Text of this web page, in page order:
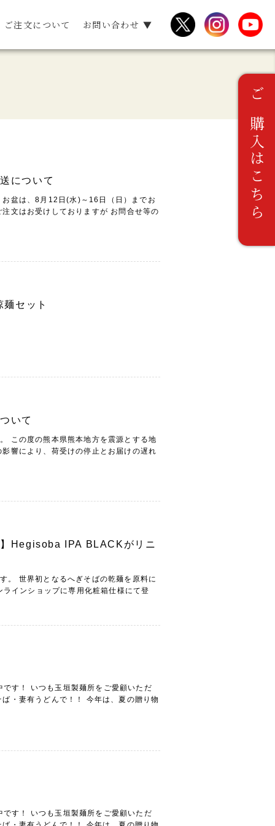
ご注文について お問い合わせ ▼
ご購入はこちら
について
盆は、8月12日(水)～16日（日）までお
文はお受けしておりますが お問合せ等の
セット
いて
この度の熊本県熊本地方を震源とする地
響により、荷受けの停止とお届けの遅れ
Hegisoba IPA BLACKがリニ
。 世界初となるへぎそばの乾麺を原料に
インショップに専用化粧箱仕様にて登
す！ いつも玉垣製麺所をご愛顧いただ
・妻有うどんで！！ 今年は、夏の贈り物
す！ いつも玉垣製麺所をご愛顧いただ